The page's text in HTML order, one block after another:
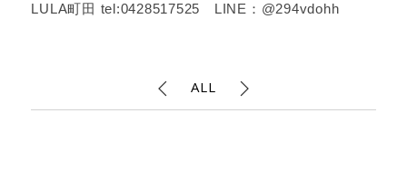
LULA町田 tel:0428517525 LINE：@294vdohh
ALL